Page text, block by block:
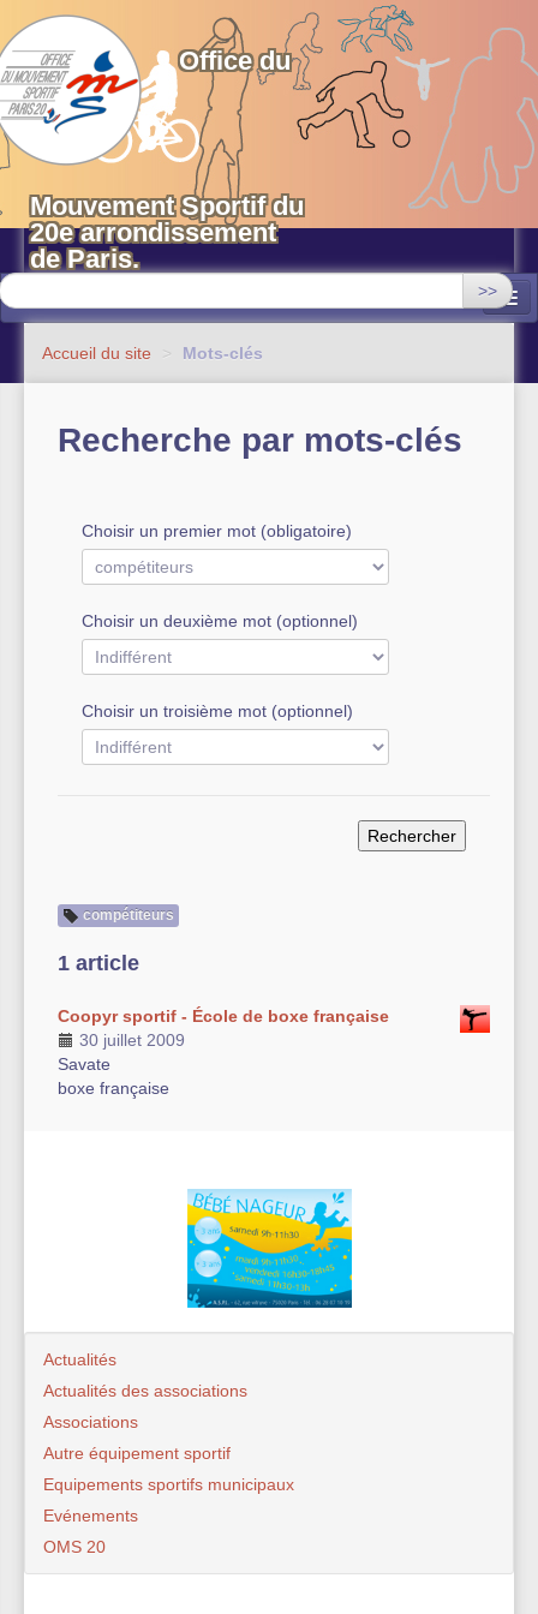
OMS 20 Paris
Office du
Mouvement Sportif du
20e arrondissement
de Paris.
>>
Equipements sportifs municipaux
OMS 20
Actualités
Autre équipement sportif
Actualités des associations
Accueil du site > Mots-clés
Recherche par mots-clés
Choisir un premier mot (obligatoire)
Choisir un deuxième mot (optionnel)
Choisir un troisième mot (optionnel)
compétiteurs
1 article
Coopyr sportif - École de boxe française
30 juillet 2009
Savate
boxe française
Actualités
Actualités des associations
Associations
Autre équipement sportif
Equipements sportifs municipaux
Evénements
OMS 20